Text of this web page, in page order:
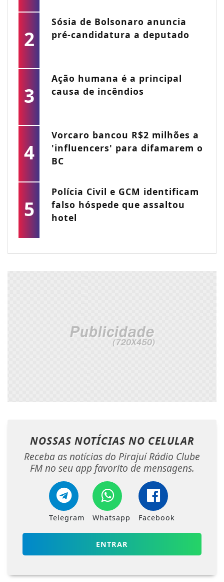
2
Sósia de Bolsonaro anuncia
pré-candidatura a deputado
3
Ação humana é a principal
causa de incêndios
4
Vorcaro bancou R$2 milhões a
'influencers' para difamarem o
BC
5
Polícia Civil e GCM identificam
falso hóspede que assaltou
hotel
NOSSAS NOTÍCIAS NO CELULAR
Receba as notícias do Pirajuí Rádio Clube
FM no seu app favorito de mensagens.
Telegram Whatsapp Facebook
ENTRAR